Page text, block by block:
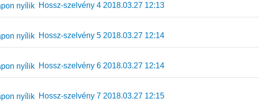
Hossz-szelvény 4 2018.03.27 12:13
Hossz-szelvény 5 2018.03.27 12:14
Hossz-szelvény 6 2018.03.27 12:14
Hossz-szelvény 7 2018.03.27 12:15